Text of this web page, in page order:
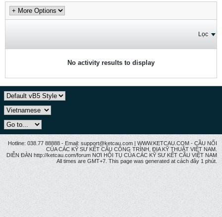
Lọc
No activity results to display
Hotline: 038.77 88888 - Email: support@ketcau.com | WWW.KETCAU.COM - CẦU NỐI
CỦA CÁC KỸ SƯ KẾT CẤU CÔNG TRÌNH, ĐỊA KỸ THUẬT VIỆT NAM.
DIỄN ĐÀN http://ketcau.com/forum NƠI HỘI TỤ CỦA CÁC KỸ SƯ KẾT CÂU VIỆT NAM
All times are GMT+7. This page was generated at cách đây 1 phút.